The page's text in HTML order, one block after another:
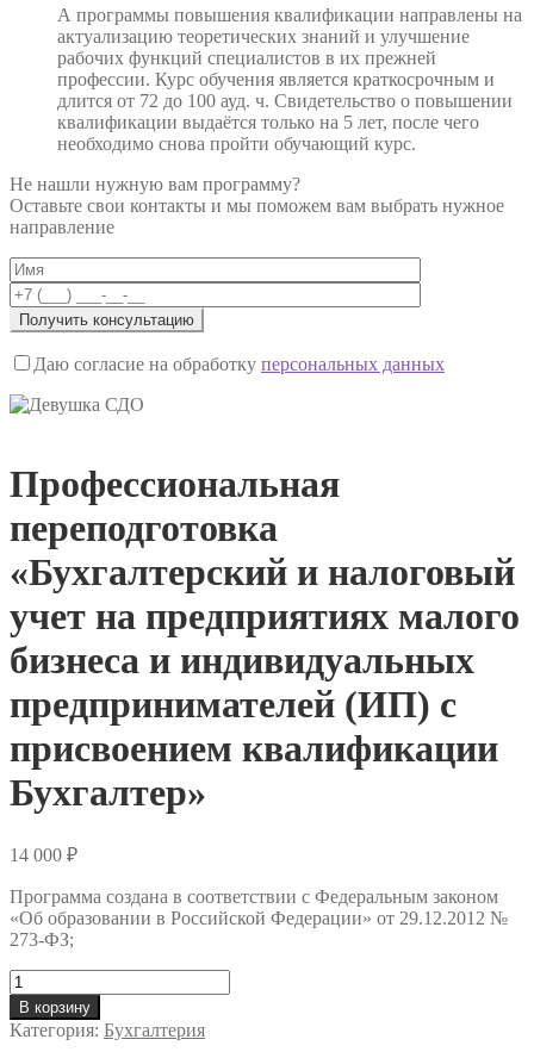
А программы повышения квалификации направлены на
актуализацию теоретических знаний и улучшение
рабочих функций специалистов в их прежней
профессии. Курс обучения является краткосрочным и
длится от 72 до 100 ауд. ч. Свидетельство о повышении
квалификации выдаётся только на 5 лет, после чего
необходимо снова пройти обучающий курс.
Не нашли нужную вам программу?
Оставьте свои контакты и мы поможем вам выбрать нужное
направление
Даю согласие на обработку персональных данных
Профессиональная
переподготовка
«Бухгалтерский и налоговый
учет на предприятиях малого
бизнеса и индивидуальных
предпринимателей (ИП) с
присвоением квалификации
Бухгалтер»
14 000 ₽
Программа создана в соответствии с Федеральным законом
«Об образовании в Российской Федерации» от 29.12.2012 №
273-ФЗ;
Количество
товара
Профессиональная
переподготовка
В корзину
Категория: Бухгалтерия